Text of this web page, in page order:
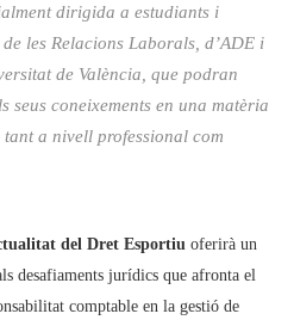
dirigida a estudiants i
les Relacions Laborals, d’ADE i
de València, que podran
seus coneixements en una matèria
a nivell professional com
del Dret Esportiu oferirà un
desafiaments jurídics que afronta el
comptable en la gestió de